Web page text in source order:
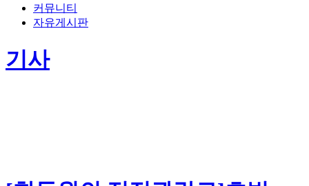
커뮤니티
자유게시판
기사